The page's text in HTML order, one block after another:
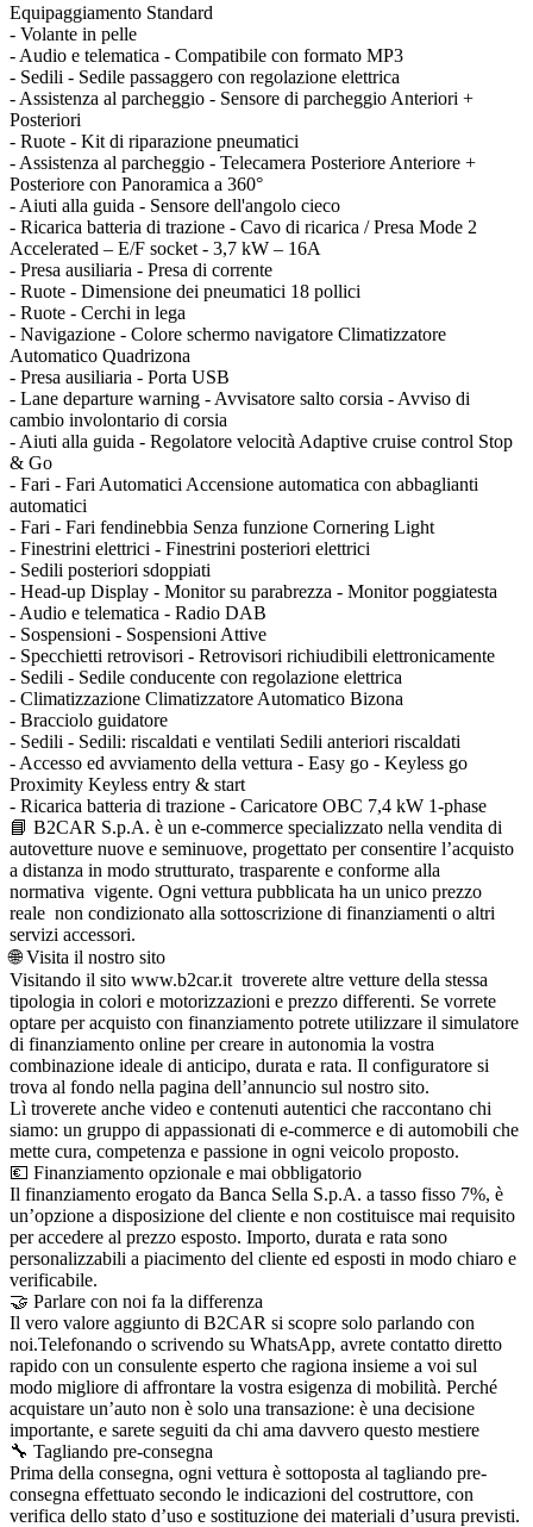
Equipaggiamento Standard
- Volante in pelle
- Audio e telematica - Compatibile con formato MP3
- Sedili - Sedile passaggero con regolazione elettrica
- Assistenza al parcheggio - Sensore di parcheggio Anteriori +
Posteriori
- Ruote - Kit di riparazione pneumatici
- Assistenza al parcheggio - Telecamera Posteriore Anteriore +
Posteriore con Panoramica a 360°
- Aiuti alla guida - Sensore dell'angolo cieco
- Ricarica batteria di trazione - Cavo di ricarica / Presa Mode 2
Accelerated – E/F socket - 3,7 kW – 16A
- Presa ausiliaria - Presa di corrente
- Ruote - Dimensione dei pneumatici 18 pollici
- Ruote - Cerchi in lega
- Navigazione - Colore schermo navigatore Climatizzatore
Automatico Quadrizona
- Presa ausiliaria - Porta USB
- Lane departure warning - Avvisatore salto corsia - Avviso di
cambio involontario di corsia
- Aiuti alla guida - Regolatore velocità Adaptive cruise control Stop
& Go
- Fari - Fari Automatici Accensione automatica con abbaglianti
automatici
- Fari - Fari fendinebbia Senza funzione Cornering Light
- Finestrini elettrici - Finestrini posteriori elettrici
- Sedili posteriori sdoppiati
- Head-up Display - Monitor su parabrezza - Monitor poggiatesta
- Audio e telematica - Radio DAB
- Sospensioni - Sospensioni Attive
- Specchietti retrovisori - Retrovisori richiudibili elettronicamente
- Sedili - Sedile conducente con regolazione elettrica
- Climatizzazione Climatizzatore Automatico Bizona
- Bracciolo guidatore
- Sedili - Sedili: riscaldati e ventilati Sedili anteriori riscaldati
- Accesso ed avviamento della vettura - Easy go - Keyless go
Proximity Keyless entry & start
- Ricarica batteria di trazione - Caricatore OBC 7,4 kW 1-phase
📘 B2CAR S.p.A. è un e-commerce specializzato nella vendita di
autovetture nuove e seminuove, progettato per consentire l’acquisto
a distanza in modo strutturato, trasparente e conforme alla
normativa vigente. Ogni vettura pubblicata ha un unico prezzo
reale non condizionato alla sottoscrizione di finanziamenti o altri
servizi accessori.
🌐 Visita il nostro sito
Visitando il sito www.b2car.it troverete altre vetture della stessa
tipologia in colori e motorizzazioni e prezzo differenti. Se vorrete
optare per acquisto con finanziamento potrete utilizzare il simulatore
di finanziamento online per creare in autonomia la vostra
combinazione ideale di anticipo, durata e rata. Il configuratore si
trova al fondo nella pagina dell’annuncio sul nostro sito.
Lì troverete anche video e contenuti autentici che raccontano chi
siamo: un gruppo di appassionati di e-commerce e di automobili che
mette cura, competenza e passione in ogni veicolo proposto.
💶 Finanziamento opzionale e mai obbligatorio
Il finanziamento erogato da Banca Sella S.p.A. a tasso fisso 7%, è
un’opzione a disposizione del cliente e non costituisce mai requisito
per accedere al prezzo esposto. Importo, durata e rata sono
personalizzabili a piacimento del cliente ed esposti in modo chiaro e
verificabile.
🤝 Parlare con noi fa la differenza
Il vero valore aggiunto di B2CAR si scopre solo parlando con
noi.Telefonando o scrivendo su WhatsApp, avrete contatto diretto
rapido con un consulente esperto che ragiona insieme a voi sul
modo migliore di affrontare la vostra esigenza di mobilità. Perché
acquistare un’auto non è solo una transazione: è una decisione
importante, e sarete seguiti da chi ama davvero questo mestiere
🔧 Tagliando pre-consegna
Prima della consegna, ogni vettura è sottoposta al tagliando pre-
consegna effettuato secondo le indicazioni del costruttore, con
verifica dello stato d’uso e sostituzione dei materiali d’usura previsti.